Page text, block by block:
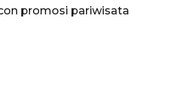
promosi pariwisata